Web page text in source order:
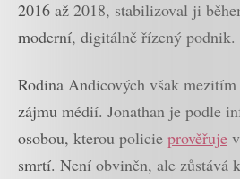
2016 až 2018, stabilizoval ji
moderní, digitálně řízený podnik.
Rodina Andicových však
zájmu médií. Jonathan je podle
osobou, kterou policie prověřuje
smrtí. Není obviněn, ale zůstává